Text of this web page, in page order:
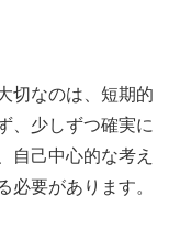
切なのは、短期的
、少しずつ確実に
自己中心的な考え
必要があります。